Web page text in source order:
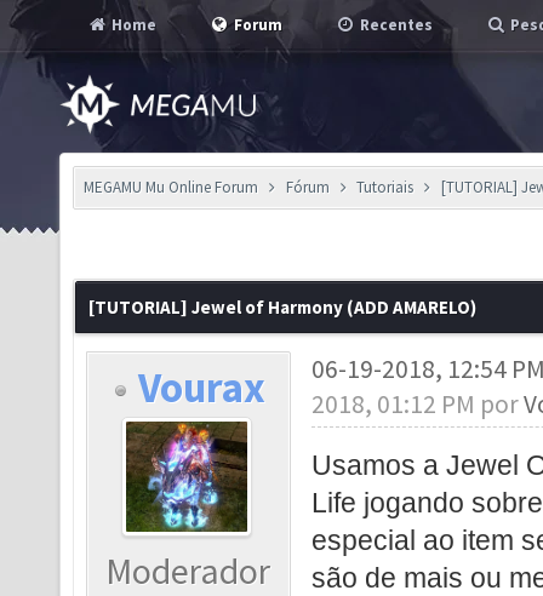
Home Forum Recentes
MEGAMU Mu Online Forum Fórum Tutoriais [TUTORIAL]
[TUTORIAL] Jewel of Harmony (ADD AMARELO)
Vourax
Moderador
06-19-2018, 12:54
2018, 01:12 PM por
Usamos a Jewel
Life jogando
especial ao item
são de mais ou